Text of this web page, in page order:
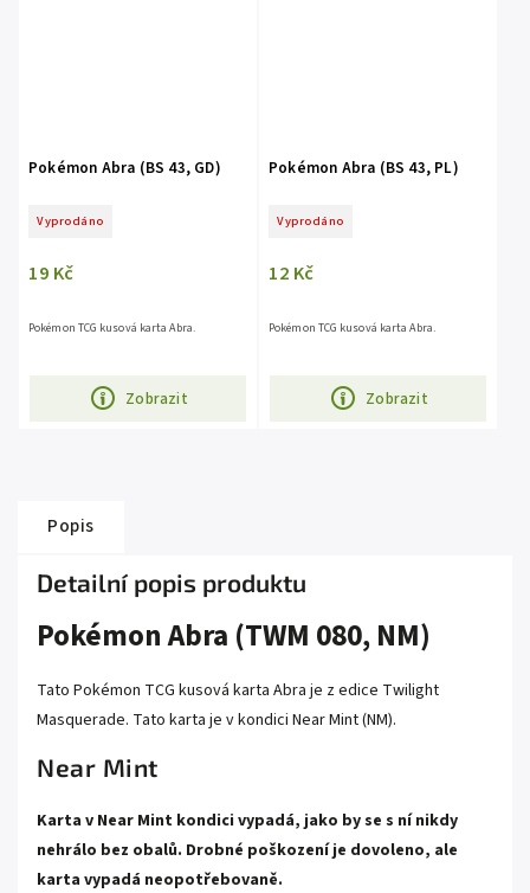
Pokémon Abra (BS 43, GD)
Vyprodáno
19 Kč
Zobrazit
Pokémon TCG kusová karta Abra.
Pokémon Abra (BS 43, PL)
Vyprodáno
12 Kč
Zobrazit
Pokémon TCG kusová karta Abra.
Popis
Detailní popis produktu
Pokémon Abra (TWM 080, NM)
Tato Pokémon TCG kusová karta Abra je z edice Twilight
Masquerade. Tato karta je v kondici Near Mint (NM).
Near Mint
Karta v Near Mint kondici vypadá, jako by se s ní nikdy
nehrálo bez obalů. Drobné poškození je dovoleno, ale
karta vypadá neopotřebovaně.